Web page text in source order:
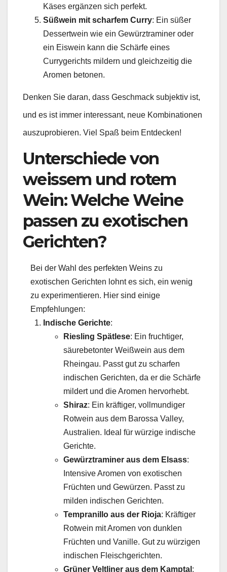
Käses ergänzen sich perfekt.
Süßwein mit scharfem Curry: Ein süßer
Dessertwein wie ein Gewürztraminer oder
ein Eiswein kann die Schärfe eines
Currygerichts mildern und gleichzeitig die
Aromen betonen.
Denken Sie daran, dass Geschmack subjektiv ist,
und es ist immer interessant, neue Kombinationen
auszuprobieren. Viel Spaß beim Entdecken!
Unterschiede von
weissem und rotem
Wein: Welche Weine
passen zu exotischen
Gerichten?
Bei der Wahl des perfekten Weins zu
exotischen Gerichten lohnt es sich, ein wenig
zu experimentieren. Hier sind einige
Empfehlungen:
Indische Gerichte:
Riesling Spätlese: Ein fruchtiger,
säurebetonter Weißwein aus dem
Rheingau. Passt gut zu scharfen
indischen Gerichten, da er die Schärfe
mildert und die Aromen hervorhebt.
Shiraz: Ein kräftiger, vollmundiger
Rotwein aus dem Barossa Valley,
Australien. Ideal für würzige indische
Gerichte.
Gewürztraminer aus dem Elsass:
Intensive Aromen von exotischen
Früchten und Gewürzen. Passt zu
milden indischen Gerichten.
Tempranillo aus der Rioja: Kräftiger
Rotwein mit Aromen von dunklen
Früchten und Vanille. Gut zu würzigen
indischen Fleischgerichten.
Grüner Veltliner aus dem Kamptal :